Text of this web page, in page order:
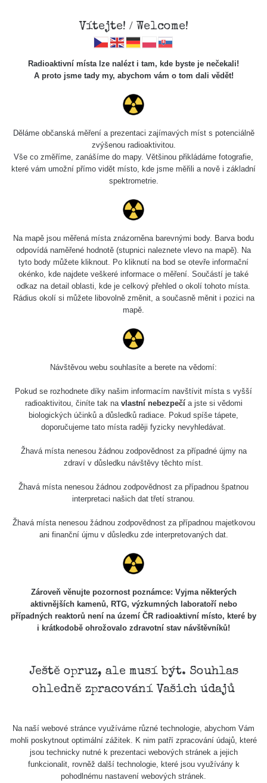
Radon
· ·
Dnes se zaměříme na radioaktivní plyn jménem Radon.
O víkendu jsem navštívil oblast Vysočiny, kde si teprve
Jako první a extrémní příklad uvádím odvětrací průduch
komplexu zrušené těžební jámy Uranového dolu.
Zde můžete vidět, že Radon uniká ve vysokých koncentracích
ven a je velmi dobře měřitelný i dozimetrem, který jej v
normálních koncentracích prakticky nezachytí. Při použití
dozimetru s detekcí alfa záření by pravděpodobně byly hodnoty
"normálním" venkovním prostředí před komplexem pro
zpracování Uranu v Rožné. Zde bylo měření velmi zajímavé,
jelikož je Radon plošněji přítomný v ovzduší. Měření na stejném
bodě jsou časově nekonzistentní a vlivem větru dochází k
nemalému kolísání hodnot, které se pohybují v rozmezí 0,2-
* Při krátkodobém působení se nejedná o výraznější nebezpečí
a v lékařství se dokonce občas přistupuje k radonové terapii pro
úlevu od bolesti.
problémem hlavně v oblastech vyššího radonového rizika viz.
https://mapy.geology.cz/radon/
Zde může docházet ke hromadění plynu v nevětraných
interiérech.
V případě jeho dlouhodobého působení při vdechování (roky až
Co tedy s tím?
Doporučuji si o dané problematice přečíst podrobněji na
prevenci.
https://www.suro.cz/cz/prirodnioz/obecne-informace
Via: Vít Cenek
Vítejte! / Welcome!
Radioaktivní místa lze nalézt i tam, kde byste je nečekali!
A proto jsme tady my, abychom vám o tom dali vědět!
Děláme občanská měření a prezentaci zajímavých míst s potenciálně
zvýšenou radioaktivitou.
Vše co změříme, zanášíme do mapy. Většinou přikládáme fotografie,
které vám umožní přímo vidět místo, kde jsme měřili a nově i základní
spektrometrie.
Na mapě jsou měřená místa znázorněna barevnými body. Barva bodu
odpovídá naměřené hodnotě (stupnici naleznete vlevo na mapě). Na
tyto body můžete kliknout. Po kliknutí na bod se otevře informační
okénko, kde najdete veškeré informace o měření. Součástí je také
odkaz na detail oblasti, kde je celkový přehled o okolí tohoto místa.
Rádius okolí si můžete libovolně změnit, a současně měnit i pozici na
mapě.
Návštěvou webu souhlasíte a berete na vědomí:
Pokud se rozhodnete díky našim informacím navštívit místa s vyšší
radioaktivitou, činíte tak na vlastní nebezpečía jste si vědomi
biologických účinků a důsledků radiace. Pokud spíše tápete,
doporučujeme tato místa raději fyzicky nevyhledávat.
Žhavá místa nenesou žádnou zodpovědnost za případné újmy na
zdraví v důsledku návštěvy těchto míst.
Žhavá místa nenesou žádnou zodpovědnost za případnou špatnou
interpretaci našich dat třetí stranou.
Žhavá místa nenesou žádnou zodpovědnost za případnou majetkovou
ani finanční újmu v důsledku zde interpretovaných dat.
Zároveň věnujte pozornost poznámce: Vyjma některých
aktivnějších kamenů, RTG, výzkumných laboratoří nebo
případných reaktorů není na území ČR radioaktivní místo, které by
i krátkodobě ohrožovalo zdravotní stav návštěvníků!
Ještě opruz, ale musí být. Souhlas
ohledně zpracování Vašich údajů
Na naší webové stránce využíváme různé technologie, abychom Vám
mohli poskytnout optimální zážitek. K nim patří zpracování údajů, které
jsou technicky nutné k prezentaci webových stránek a jejich
funkcionalit, rovněž další technologie, které jsou využívány k
pohodlnému nastavení webových stránek.